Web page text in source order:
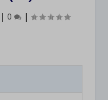
| 0 |